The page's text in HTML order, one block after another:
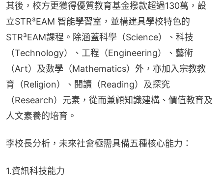
其後，校方更獲得優質教育基金撥款超過130萬，設
立STR³EAM 智能學習室，並構建具學校特色的
STR³EAM課程。除涵蓋科學（Science）、科技
（Technology）、工程（Engineering）、藝術
（Art）及數學（Mathematics）外，亦加入宗教教
育（Religion）、閱讀（Reading）及探究
（Research）元素，從而兼顧知識建構、價值教育及
人文素養的培育。
李校長分析，未來社會極需具備五種核心能力：
1.資訊科技能力